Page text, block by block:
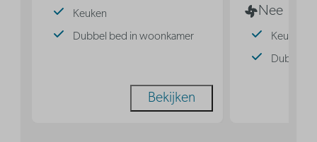
Keuken
Dubbel bed in woonkamer
Bekijken
Nee
Keuken
Dubbel